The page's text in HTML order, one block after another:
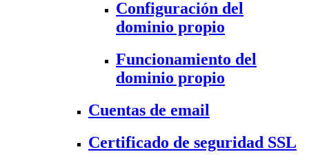
Configuración del
dominio propio
Funcionamiento del
dominio propio
Cuentas de email
Certificado de seguridad SSL